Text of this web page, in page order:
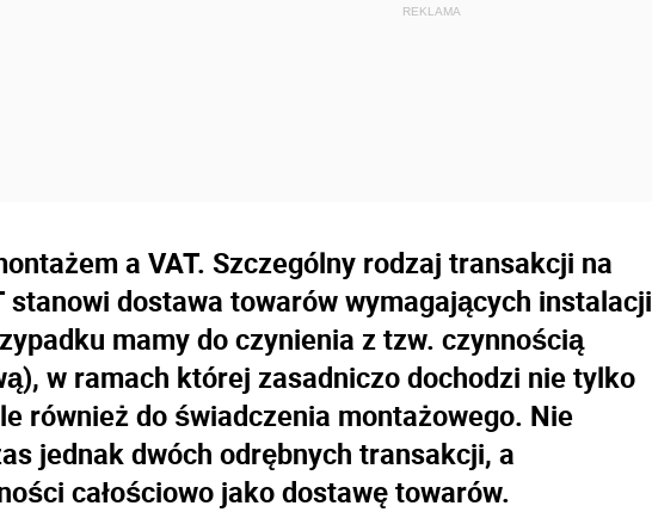
a VAT. Szczególny rodzaj transakcji na
stanowi dostawa towarów wymagających instalacji
mamy do czynienia z tzw. czynnością
w ramach której zasadniczo dochodzi nie tylko
również do świadczenia montażowego. Nie
jednak dwóch odrębnych transakcji, a
całościowo jako dostawę towarów.